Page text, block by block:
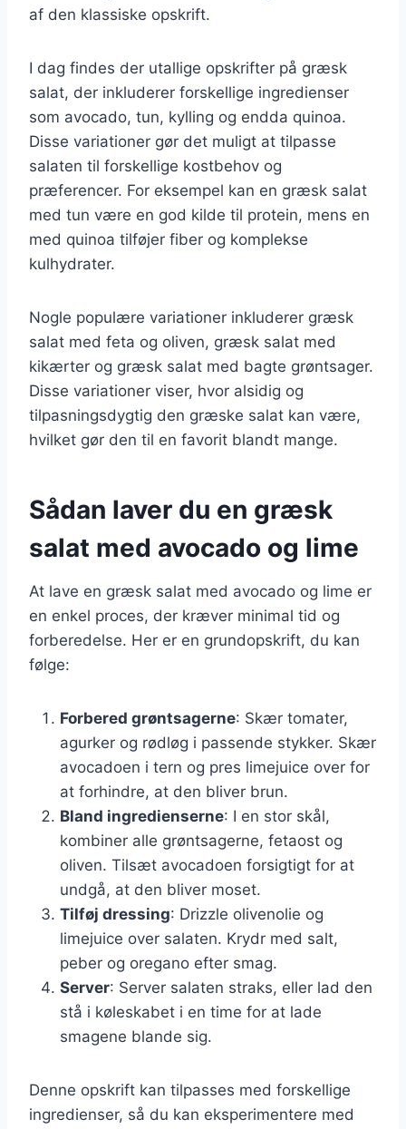
af den klassiske opskrift.
I dag findes der utallige opskrifter på græsk
salat, der inkluderer forskellige ingredienser
som avocado, tun, kylling og endda quinoa.
Disse variationer gør det muligt at tilpasse
salaten til forskellige kostbehov og
præferencer. For eksempel kan en græsk salat
med tun være en god kilde til protein, mens en
med quinoa tilføjer fiber og komplekse
kulhydrater.
Nogle populære variationer inkluderer græsk
salat med feta og oliven, græsk salat med
kikærter og græsk salat med bagte grøntsager.
Disse variationer viser, hvor alsidig og
tilpasningsdygtig den græske salat kan være,
hvilket gør den til en favorit blandt mange.
Sådan laver du en græsk
salat med avocado og lime
At lave en græsk salat med avocado og lime er
en enkel proces, der kræver minimal tid og
forberedelse. Her er en grundopskrift, du kan
følge:
Forbered grøntsagerne: Skær tomater,
agurker og rødløg i passende stykker. Skær
avocadoen i tern og pres limejuice over for
at forhindre, at den bliver brun.
Bland ingredienserne: I en stor skål,
kombiner alle grøntsagerne, fetaost og
oliven. Tilsæt avocadoen forsigtigt for at
undgå, at den bliver moset.
Tilføj dressing: Drizzle olivenolie og
limejuice over salaten. Krydr med salt,
peber og oregano efter smag.
Server: Server salaten straks, eller lad den
stå i køleskabet i en time for at lade
smagene blande sig.
Denne opskrift kan tilpasses med forskellige
ingredienser, så du kan eksperimentere med